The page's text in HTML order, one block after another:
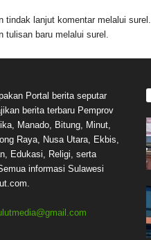
tindak lanjut komentar melalui surel.
tulisan baru melalui surel.
Portal berita seputar
berita terbaru Pemprov
Manado, Bitung, Minut,
Raya, Nusa Utara, Ekbis,
Edukasi, Religi, serta
informasi Sulawesi